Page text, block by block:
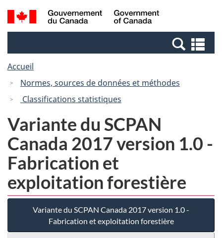
Passer
au
Passer
à
Canada
Recherche
et
et
Accueil
Normes, sources de données et méthodes
Classifications statistiques
Variante du SCPAN
Canada 2017 version 1.0 -
Fabrication et
exploitation forestière
Variante du SCPAN Canada 2017 version 1.0 -
Fabrication et exploitation forestière